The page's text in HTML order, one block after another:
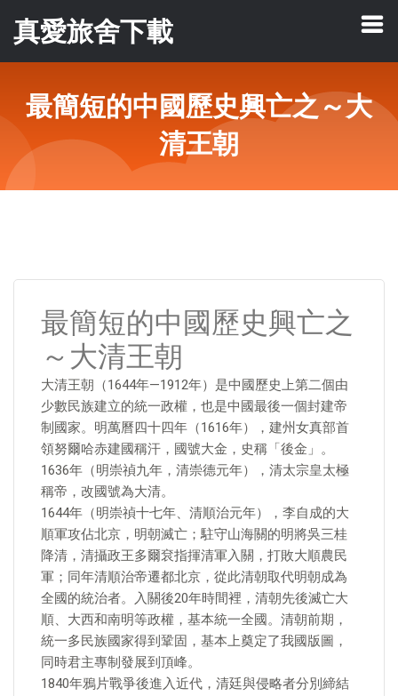
真愛旅舍下載
最簡短的中國歷史興亡之～大
清王朝
最簡短的中國歷史興亡之
～大清王朝
大清王朝（1644年—1912年）是中國歷史上第二個由
少數民族建立的統一政權，也是中國最後一個封建帝
制國家。明萬曆四十四年（1616年），建州女真部首
領努爾哈赤建國稱汗，國號大金，史稱「後金」。
1636年（明崇禎九年，清崇德元年），清太宗皇太極
稱帝，改國號為大清。
1644年（明崇禎十七年、清順治元年），李自成的大
順軍攻佔北京，明朝滅亡；駐守山海關的明將吳三桂
降清，清攝政王多爾袞指揮清軍入關，打敗大順農民
軍；同年清順治帝遷都北京，從此清朝取代明朝成為
全國的統治者。入關後20年時間裡，清朝先後滅亡大
順、大西和南明等政權，基本統一全國。清朝前期，
統一多民族國家得到鞏固，基本上奠定了我國版圖，
同時君主專制發展到頂峰。
1840年鴉片戰爭後進入近代，清廷與侵略者分別締結